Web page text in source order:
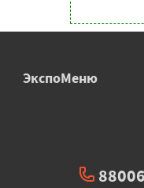
ЭкспоМеню